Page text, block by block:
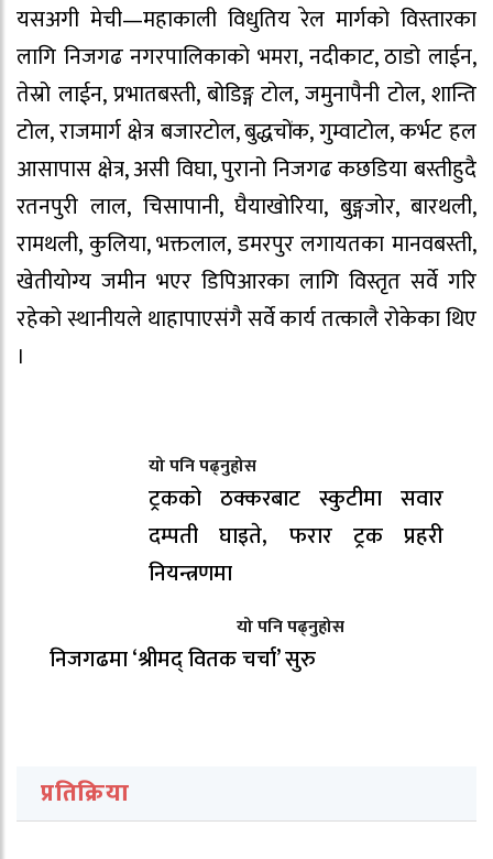
यसअगी मेची—महाकाली विधुतिय रेल मार्गको विस्तारका
लागि निजगढ नगरपालिकाको भमरा, नदीकाट, ठाडो लाईन,
तेस्रो लाईन, प्रभातबस्ती, बोडिङ्ग टोल, जमुनापैनी टोल, शान्ति
टोल, राजमार्ग क्षेत्र बजारटोल, बुद्धचोंक, गुम्वाटोल, कर्भट हल
आसापास क्षेत्र, असी विघा, पुरानो निजगढ कछडिया बस्तीहुदै
रतनपुरी लाल, चिसापानी, घैयाखोरिया, बुङ्गजोर, बारथली,
रामथली, कुलिया, भक्तलाल, डमरपुर लगायतका मानवबस्ती,
खेतीयोग्य जमीन भएर डिपिआरका लागि विस्तृत सर्वे गरि
रहेको स्थानीयले थाहापाएसंगै सर्वे कार्य तत्कालै रोकेका थिए
।
यो पनि पढ्नुहोस
ट्रकको ठक्करबाट स्कुटीमा सवार
दम्पती घाइते, फरार ट्रक प्रहरी
नियन्त्रणमा
यो पनि पढ्नुहोस
निजगढमा ‘श्रीमद् वितक चर्चा’ सुरु
प्रतिक्रिया